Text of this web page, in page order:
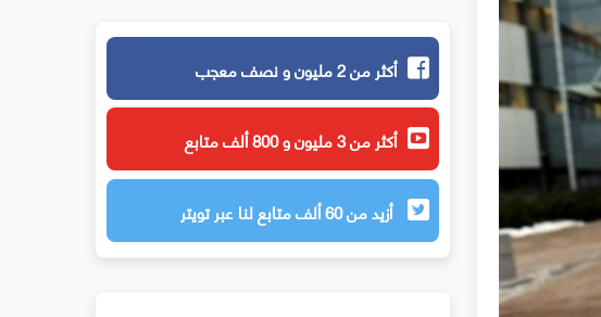
أكثر من 2 مليون و نصف معجب
أكثر من 3 مليون و 800 ألف متابع
أزيد من 60 ألف متابع لنا عبر تويتر